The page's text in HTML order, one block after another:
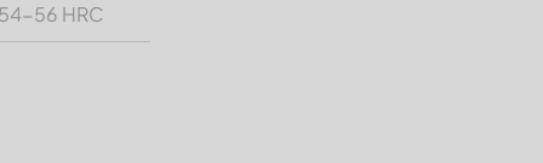
54-56 HRC